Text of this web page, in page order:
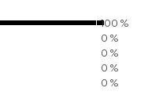
100 %
0 %
0 %
0 %
0 %